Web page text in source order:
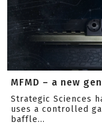
MFMD – a new
Strategic Sciences
uses a controlled
baffle...